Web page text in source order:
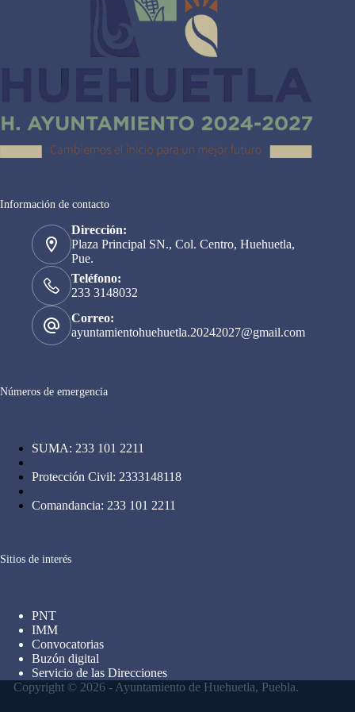
Información de contacto
Dirección:
Plaza Principal SN., Col. Centro, Huehuetla,
Pue.
Teléfono:
233 3148032
Correo:
ayuntamientohuehuetla.20242027@gmail.com
Números de emergencia
SUMA: 233 101 2211
Protección Civil: 2333148118
Comandancia: 233 101 2211
Sitios de interés
PNT
IMM
Convocatorias
Buzón digital
Servicio de las Direcciones
Copyright © 2026 - Ayuntamiento de Huehuetla, Puebla.